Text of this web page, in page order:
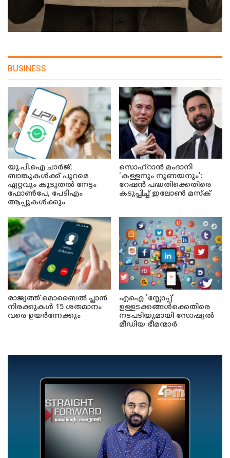
BUSINESS
യു.പി.ഐ ചാർജ്;
ബാങ്കുകൾക്ക് പുറമെ
ഏറ്റവും കൂടുതൽ നേട്ടം
ഫോൺപേ, പേടിഎം
ആപ്പുകൾക്കും
സൊഹ്റാൻ മംദാനി
'കള്ളനും നുണയനും':
റേഷൻ പദ്ധതിക്കെതിരെ
കടുപ്പിച്ച് ഇലോൺ മസ്ക്
രാജ്യത്ത് മൊബൈൽ പ്ലാൻ
നിരക്കുകൾ 15 ശതമാനം
വരെ ഉയർന്നേക്കും
എഐ 'സ്ലോപ്പ്'
ഉള്ളടക്കങ്ങൾക്കെതിരെ
നടപടിയുമായി സോഷ്യൽ
മീഡിയ ഭീമന്മാർ